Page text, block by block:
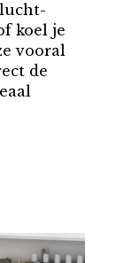
koel je
vooral
de